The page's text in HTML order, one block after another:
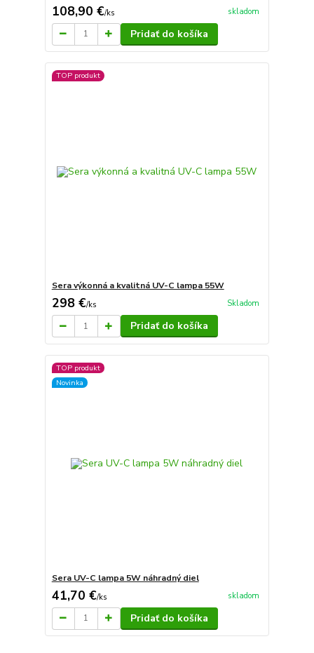
108,90 €/ks skladom
Pridať do košíka
TOP produkt
Sera výkonná a kvalitná UV-C lampa 55W
298 €/ks Skladom
Pridať do košíka
TOP produkt
Novinka
Sera UV-C lampa 5W náhradný diel
41,70 €/ks skladom
Pridať do košíka